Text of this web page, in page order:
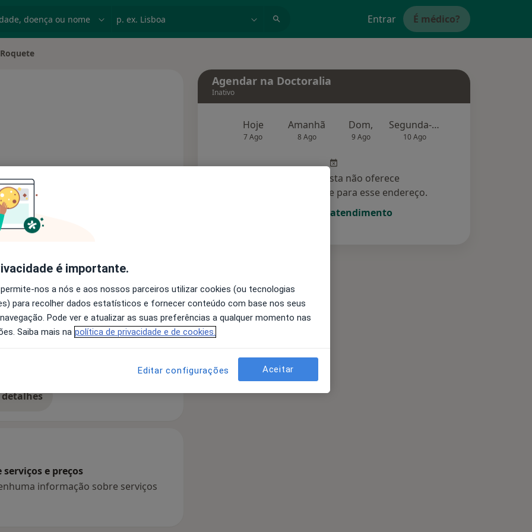
Entrar É médico?
Solicite um atendimento
Hemorróidas
a experiência
e preços
informação sobre serviços
Agendar na Doctoralia
Inativo
Hoje
7 Ago
Amanhã
8 Ago
Dom,
9 Ago
Segunda-feira
10 Ago
Esse especialista não oferece
agendamento online para esse endereço.
Solicite um atendimento
é importante.
nos a nós e aos nossos parceiros utilizar cookies (ou tecnologias
para recolher dados estatísticos e fornecer conteúdo com base nos seus
Pode ver e atualizar as suas preferências a qualquer momento nas
Saiba mais na política de privacidade e de cookies.
Editar configurações Aceitar